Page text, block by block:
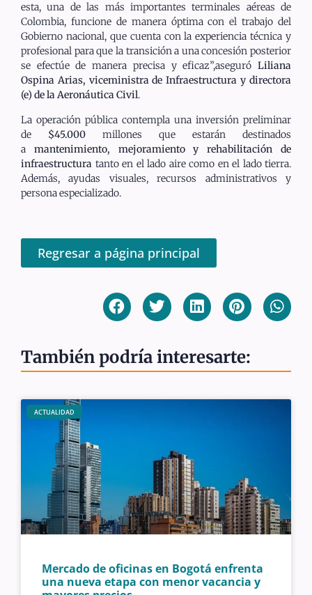
esta, una de las más importantes terminales aéreas de
Colombia, funcione de manera óptima con el trabajo del
Gobierno nacional, que cuenta con la experiencia técnica y
profesional para que la transición a una concesión posterior
se efectúe de manera precisa y eficaz”,aseguró Liliana
Ospina Arias, viceministra de Infraestructura y directora
(e) de la Aeronáutica Civil.
La operación pública contempla una inversión preliminar
de $45.000 millones que estarán destinados
a mantenimiento, mejoramiento y rehabilitación de
infraestructura tanto en el lado aire como en el lado tierra.
Además, ayudas visuales, recursos administrativos y
persona especializado.
Regresar a página principal
También podría interesarte:
ACTUALIDAD
Mercado de oficinas en Bogotá enfrenta
una nueva etapa con menor vacancia y